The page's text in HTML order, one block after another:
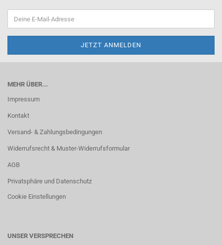
MEHR ÜBER...
Impressum
Kontakt
Versand- & Zahlungsbedingungen
Widerrufsrecht & Muster-Widerrufsformular
AGB
Privatsphäre und Datenschutz
Cookie Einstellungen
UNSER VERSPRECHEN